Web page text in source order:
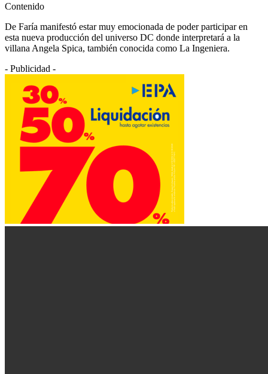
Contenido
De Faría manifestó estar muy emocionada de poder participar en
esta nueva producción del universo DC donde interpretará a la
villana Angela Spica, también conocida como La Ingeniera.
- Publicidad -